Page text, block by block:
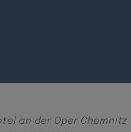
an der Oper Chemnitz